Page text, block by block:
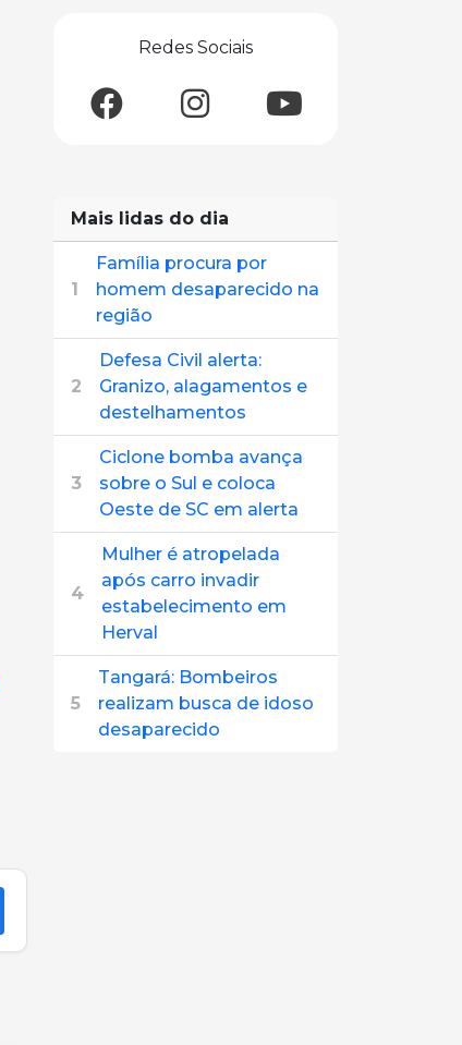
Redes Sociais
Mais lidas do dia
1
Família procura por
homem desaparecido na
região
2
Defesa Civil alerta:
Granizo, alagamentos e
destelhamentos
3
Ciclone bomba avança
sobre o Sul e coloca
Oeste de SC em alerta
4
Mulher é atropelada
após carro invadir
estabelecimento em
Herval
5
Tangará: Bombeiros
realizam busca de idoso
desaparecido